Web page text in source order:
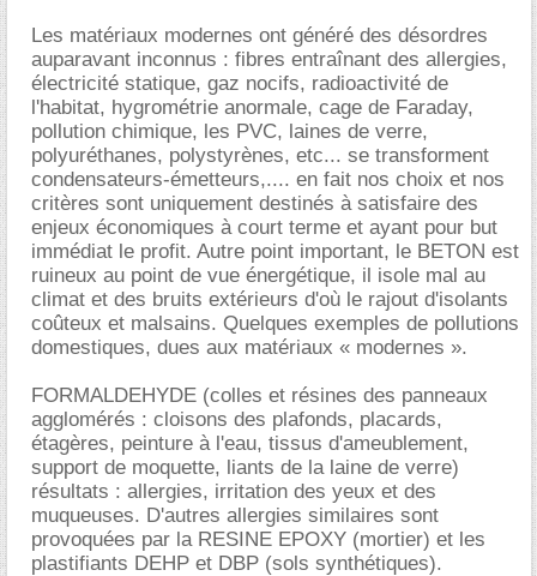
Les matériaux modernes ont généré des désordres
auparavant inconnus : fibres entraînant des allergies,
électricité statique, gaz nocifs, radioactivité de
l'habitat, hygrométrie anormale, cage de Faraday,
pollution chimique, les PVC, laines de verre,
polyuréthanes, polystyrènes, etc... se transforment
condensateurs-émetteurs,.... en fait nos choix et nos
critères sont uniquement destinés à satisfaire des
enjeux économiques à court terme et ayant pour but
immédiat le profit. Autre point important, le BETON est
ruineux au point de vue énergétique, il isole mal au
climat et des bruits extérieurs d'où le rajout d'isolants
coûteux et malsains. Quelques exemples de pollutions
domestiques, dues aux matériaux « modernes ».
FORMALDEHYDE (colles et résines des panneaux
agglomérés : cloisons des plafonds, placards,
étagères, peinture à l'eau, tissus d'ameublement,
support de moquette, liants de la laine de verre)
résultats : allergies, irritation des yeux et des
muqueuses. D'autres allergies similaires sont
provoquées par la RESINE EPOXY (mortier) et les
plastifiants DEHP et DBP (sols synthétiques).